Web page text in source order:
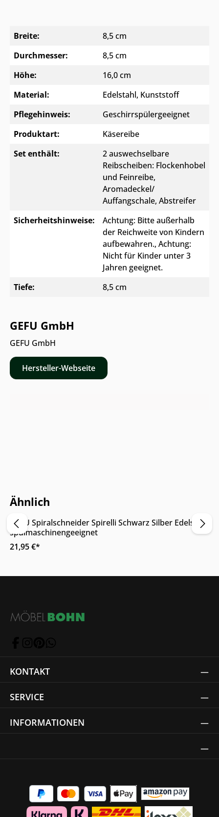
Breite:
8,5 cm
Durchmesser:
8,5 cm
Höhe:
16,0 cm
Material:
Edelstahl, Kunststoff
Pflegehinweis:
Geschirrspülergeeignet
Produktart:
Käsereibe
Set enthält:
2 auswechselbare
Reibscheiben: Flockenhobel
und Feinreibe,
Aromadeckel/
Auffangschale, Abstreifer
Sicherheitshinweise:
Achtung: Bitte außerhalb
der Reichweite von Kindern
aufbewahren., Achtung:
Nicht für Kinder unter 3
Jahren geeignet.
Tiefe:
8,5 cm
GEFU GmbH
GEFU GmbH
Hersteller-Webseite
Ähnlich
Online & im Möbelhaus verfügbar
GEFU Spiralschneider Spirelli Schwarz Silber Edelstahl
spülmaschinengeeignet
21,95 €*
KONTAKT
SERVICE
INFORMATIONEN